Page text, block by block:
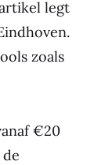
legt
zoals
€20